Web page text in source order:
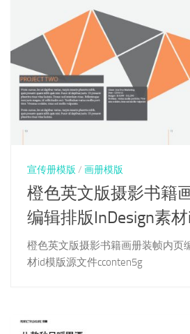
宣传册模版 / 画册模版
橙色英文版摄影书籍
编辑排版InDesign素
橙色英文版摄影书籍画册装帧内页
材id模版源文件cconten5g